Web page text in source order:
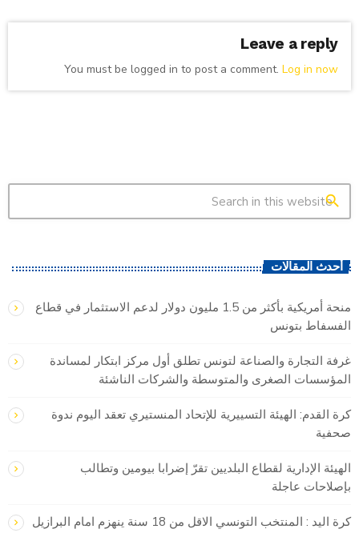
Leave a reply
You must be logged in to post a comment. Log in now
search
أحدث المقالات
منحة أمريكية بأكثر من 1.5 مليون دولار لدعم الاستثمار في قطاع
الفسفاط بتونس
غرفة التجارة والصناعة لتونس تطلق أول مركز ابتكار لمساندة
المؤسسات الصغرى والمتوسطة والشركات الناشئة
كرة القدم: الهيئة التسييرية للإتحاد المنستيري تعقد اليوم ندوة
صحفية
الهيئة الإدارية لقطاع البلديين تقرّ إضرابا بيومين وتطالب
بإصلاحات عاجلة
كرة اليد : المنتخب التونسي الاقل من 18 سنة ينهزم امام البرازيل